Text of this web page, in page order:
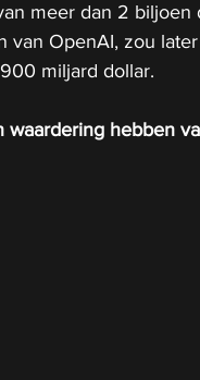
meer dan 2 biljoen
van OpenAI, zou
miljard dollar.
waardering hebben